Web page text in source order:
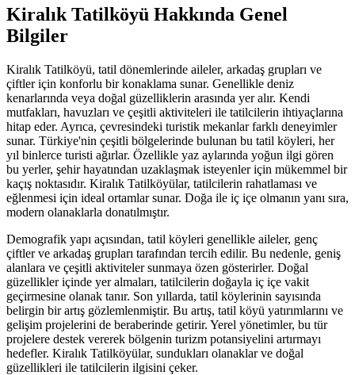
Kiralık Tatilköyü Hakkında Genel
Bilgiler
Kiralık Tatilköyü, tatil dönemlerinde aileler, arkadaş grupları ve
çiftler için konforlu bir konaklama sunar. Genellikle deniz
kenarlarında veya doğal güzelliklerin arasında yer alır. Kendi
mutfakları, havuzları ve çeşitli aktiviteleri ile tatilcilerin ihtiyaçlarına
hitap eder. Ayrıca, çevresindeki turistik mekanlar farklı deneyimler
sunar. Türkiye'nin çeşitli bölgelerinde bulunan bu tatil köyleri, her
yıl binlerce turisti ağırlar. Özellikle yaz aylarında yoğun ilgi gören
bu yerler, şehir hayatından uzaklaşmak isteyenler için mükemmel bir
kaçış noktasıdır. Kiralık Tatilköyülar, tatilcilerin rahatlaması ve
eğlenmesi için ideal ortamlar sunar. Doğa ile iç içe olmanın yanı sıra,
modern olanaklarla donatılmıştır.
Demografik yapı açısından, tatil köyleri genellikle aileler, genç
çiftler ve arkadaş grupları tarafından tercih edilir. Bu nedenle, geniş
alanlara ve çeşitli aktiviteler sunmaya özen gösterirler. Doğal
güzellikler içinde yer almaları, tatilcilerin doğayla iç içe vakit
geçirmesine olanak tanır. Son yıllarda, tatil köylerinin sayısında
belirgin bir artış gözlemlenmiştir. Bu artış, tatil köyü yatırımlarını ve
gelişim projelerini de beraberinde getirir. Yerel yönetimler, bu tür
projelere destek vererek bölgenin turizm potansiyelini artırmayı
hedefler. Kiralık Tatilköyülar, sundukları olanaklar ve doğal
güzellikleri ile tatilcilerin ilgisini çeker.